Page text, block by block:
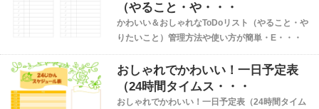
（やること・や・・・
かわいい＆おしゃれなToDoリスト（やること・や
りたいこと）管理方法や使い方が簡単・E・・・
おしゃれでかわいい！一日予定表
（24時間タイムス・・・
おしゃれでかわいい！一日予定表（24時間タイム